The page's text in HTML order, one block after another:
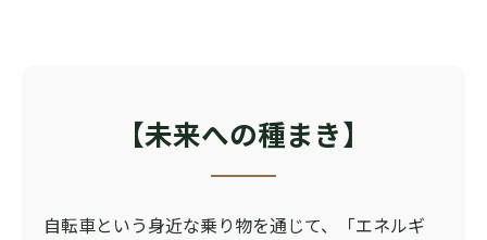
【未来への種まき】
自転車という身近な乗り物を通じて、「エネルギ